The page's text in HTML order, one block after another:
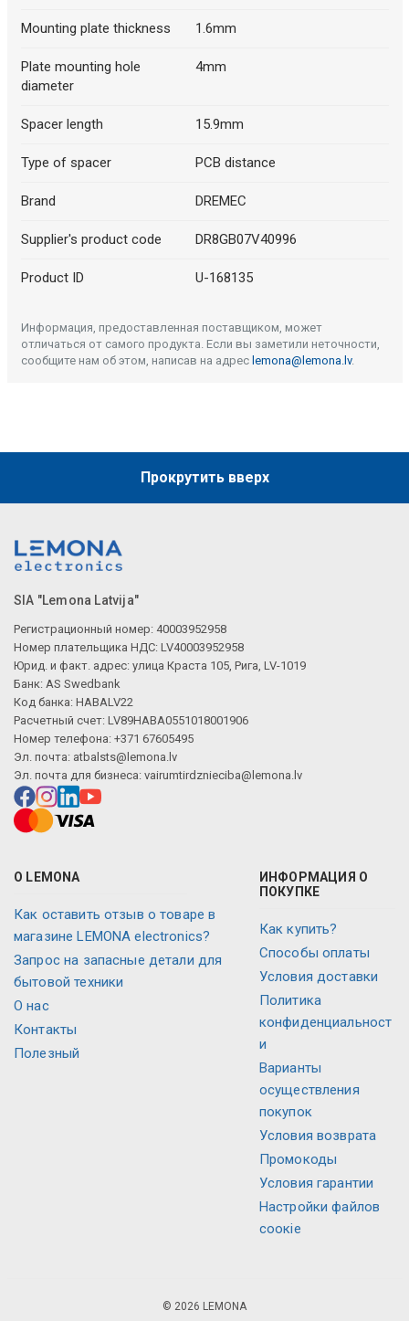
Mounting plate thickness 1.6mm
Plate mounting hole
diameter
4mm
Spacer length 15.9mm
Type of spacer PCB distance
Brand DREMEC
Supplier's product code DR8GB07V40996
Product ID U-168135
Информация, предоставленная поставщиком, может
отличаться от самого продукта. Если вы заметили неточности,
сообщите нам об этом, написав на адрес lemona@lemona.lv.
Прокрутить вверх
SIA "Lemona Latvija"
Регистрационный номер: 40003952958
Номер плательщика НДС: LV40003952958
Юрид. и факт. адрес: улица Краста 105, Рига, LV-1019
Банк: AS Swedbank
Код банка: HABALV22
Расчетный счет: LV89HABA0551018001906
Номер телефона: +371 67605495
Эл. почта: atbalsts@lemona.lv
Эл. почта для бизнеса: vairumtirdznieciba@lemona.lv
О LEMONA
Как оставить отзыв о товаре в
магазине LEMONA electronics?
Запрос на запасные детали для
бытовой техники
О нас
Контакты
Полезный
ИНФОРМАЦИЯ О
ПОКУПКЕ
Как купить?
Способы оплаты
Условия доставки
Политика
конфиденциальност
и
Варианты
осуществления
покупок
Условия возврата
Промокоды
Условия гарантии
Настройки файлов
соокіе
© 2026 LEMONA